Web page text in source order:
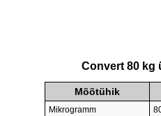
Convert 80 kg
Mõõtühik
Mikrogramm